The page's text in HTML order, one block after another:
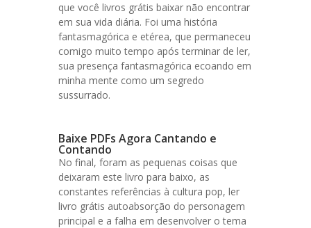
que você livros grátis baixar não encontrar
em sua vida diária. Foi uma história
fantasmagórica e etérea, que permaneceu
comigo muito tempo após terminar de ler,
sua presença fantasmagórica ecoando em
minha mente como um segredo
sussurrado.
Baixe PDFs Agora Cantando e
Contando
No final, foram as pequenas coisas que
deixaram este livro para baixo, as
constantes referências à cultura pop, ler
livro grátis autoabsorção do personagem
principal e a falha em desenvolver o tema